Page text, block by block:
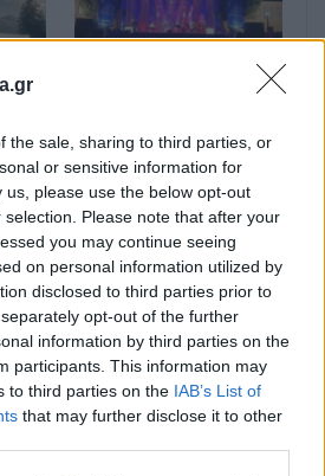
the sale, sharing to third parties, or
or sensitive information for
please use the below opt-out
Please note that after your
you may continue seeing
on personal information utilized by
disclosed to third parties prior to
opt-out of the further
information by third parties on the
participants. This information may
to third parties on the IAB’s List of
that may further disclose it to other
Faruk Tekbilek στο
Ζάππειο
Ο
Οι Χαΐνηδες έφεραν την